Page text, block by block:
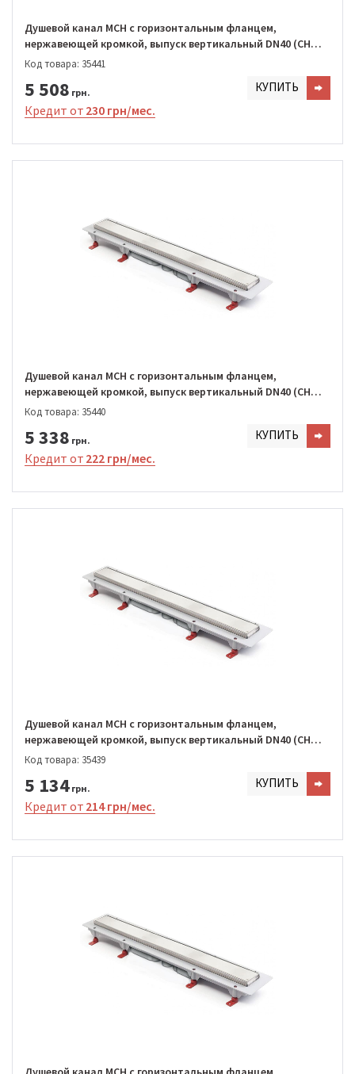
Душевой канал MCH с горизонтальным фланцем,
нержавеющей кромкой, выпуск вертикальный DN40 (CH
1050/S40 KN1)
Код товара: 35441
5 508 грн. КУПИТЬ
Кредит от 230 грн/мес.
Душевой канал MCH с горизонтальным фланцем,
нержавеющей кромкой, выпуск вертикальный DN40 (CH
950/S40 KN1)
Код товара: 35440
5 338 грн. КУПИТЬ
Кредит от 222 грн/мес.
Душевой канал MCH с горизонтальным фланцем,
нержавеющей кромкой, выпуск вертикальный DN40 (CH
850/S40 KN1)
Код товара: 35439
5 134 грн. КУПИТЬ
Кредит от 214 грн/мес.